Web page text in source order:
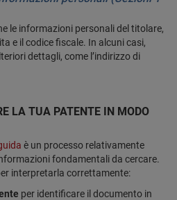
le informazioni personali del titolare,
e il codice fiscale. In alcuni casi,
dettagli, come l’indirizzo di
LA TUA PATENTE IN MODO
è un processo relativamente
fondamentali da cercare.
interpretarla correttamente:
per identificare il documento in